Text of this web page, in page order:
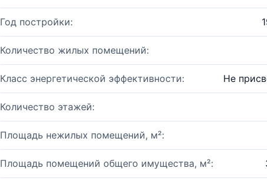
Год постройки:
Количество жилых помещений:
Класс энергетической эффективности: Не
Количество этажей:
Площадь нежилых помещений, м²:
Площадь помещений общего имущества, м²: